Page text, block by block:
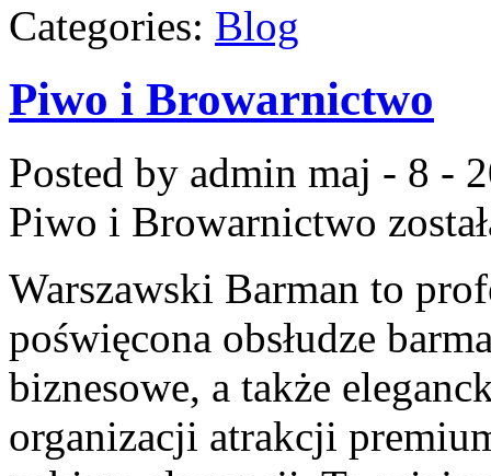
Categories: Blog
Piwo i Browarnictwo
Posted by admin maj - 8 -
Piwo i Browarnictwo
Warszawski Barman to
poświęcona obsłudze
biznesowe, a także
organizacji atrakcji